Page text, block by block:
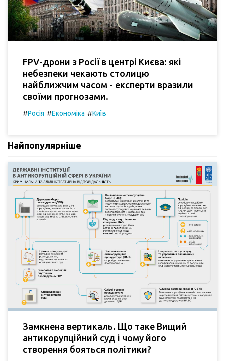
FPV-дрони з Росії в центрі Києва: які
небезпеки чекають столицю
найближчим часом - експерти вразили
своїми прогнозами.
#Росія #Економіка #Київ
Найпопулярніше
Замкнена вертикаль. Що таке Вищий
антикорупційний суд і чому його
створення бояться політики?